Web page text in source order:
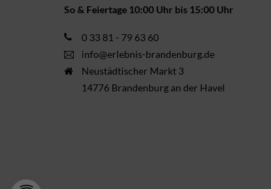
So & Feiertage 10:00 Uhr bis 15:00 Uhr
0 33 81 - 79 63 60
info@erlebnis-brandenburg.de
Neustädtischer Markt 3
14776 Brandenburg an der Havel